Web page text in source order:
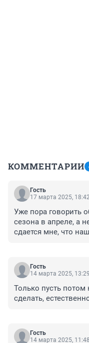
КОММЕНТАРИИ
Гость
17 марта 2025,
Уже пора говорить
сезона в апреле, а
сдается мне, что
Гость
14 марта 2025, 13:29
Только пусть потом
сделать,
Гость
14 марта 2025, 11:48